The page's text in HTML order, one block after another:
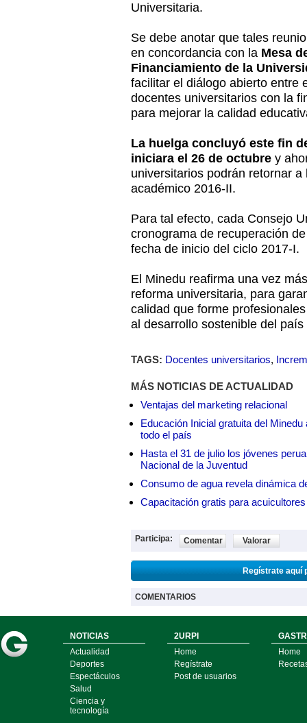
Universitaria.
Se debe anotar que tales
en concordancia con la Mesa
Financiamiento de la
facilitar el diálogo abierto entre
docentes universitarios con la
para mejorar la calidad
La huelga concluyó este fin
iniciara el 26 de octubre y
universitarios podrán retornar
académico 2016-II.
Para tal efecto, cada Consejo
cronograma de recuperación
fecha de inicio del ciclo 2017-I.
El Minedu reafirma una vez
reforma universitaria, para
calidad que forme
al desarrollo sostenible del
TAGS: Docentes universitarios,
MÁS NOTICIAS DE ACTUALIDAD
Ventajas del marketing relacional
Educación Inicial gratuita del
todo el país
Hasta el 31 de julio los jóvenes
Nacional de la Juventud
Consumo de agua revela dinámica
Capacitación gratis para
Participa: Comentar Valorar
Regístrate aquí
COMENTARIOS
NOTICIAS
Actualidad
Deportes
Espectáculos
Salud
Ciencia y
tecnología
2URPI
Home
Regístrate
Post de usuarios
Home